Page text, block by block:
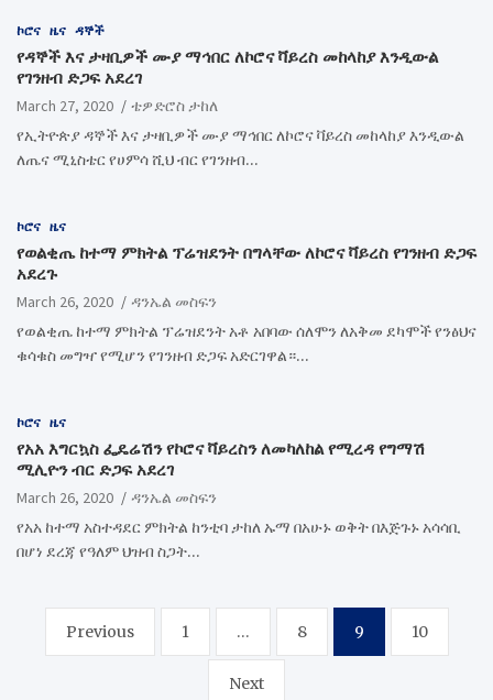
ኮሮና ዜና ዳኞች
የዳኞች እና ታዛቢዎች ሙያ ማኅበር ለኮሮና ቫይረስ መከላከያ እንዲውል
የገንዘብ ድጋፍ አደረገ
March 27, 2020
ቴዎድሮስ ታከለ
የኢትዮጵያ ዳኞች እና ታዛቢዎች ሙያ ማኅበር ለኮሮና ቫይረስ መከላከያ እንዲውል
ለጤና ሚኒስቴር የሀምሳ ሺህ ብር የገንዘብ…
ኮሮና ዜና
የወልቂጤ ከተማ ምክትል ፕሬዝደንት በግላቸው ለኮሮና ቫይረስ የገንዘብ ድጋፍ
አደረጉ
March 26, 2020
ዳንኤል መስፍን
የወልቂጤ ከተማ ምክትል ፕሬዝደንት አቶ አበባው ሰለሞን ለአቅመ ደካሞች የንፅህና
ቁሳቁስ መግዣ የሚሆን የገንዘብ ድጋፍ አድርገዋል።…
ኮሮና ዜና
የአአ እግርኳስ ፌዴሬሽን የኮሮና ቫይረስን ለመካለከል የሚረዳ የግማሽ
ሚሊዮን ብር ድጋፍ አደረገ
March 26, 2020
ዳንኤል መስፍን
የአአ ከተማ አስተዳደር ምክትል ከንቲባ ታከለ ኡማ በአሁኑ ወቅት በእጅጉኑ አሳሳቢ
በሆነ ደረጃ የዓለም ህዝብ ስጋት…
Posts
pagination
Previous 1 … 8 9 10
Next